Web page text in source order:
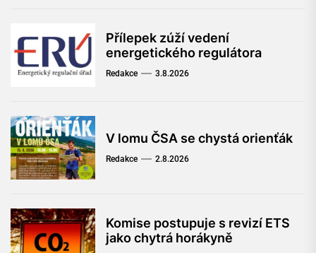
Přílepek zúží vedení
energetického regulátora
Redakce 3.8.2026
V lomu ČSA se chystá orienťák
Redakce 2.8.2026
Komise postupuje s revizí ETS
jako chytrá horákyně